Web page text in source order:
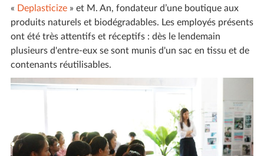
« Deplasticize» et M. An, fondateur d’une boutique aux
produits naturels et biodégradables. Les employés présents
ont été très attentifs et réceptifs : dès le lendemain
plusieurs d'entre-eux se sont munis d'un sac en tissu et de
contenants réutilisables.